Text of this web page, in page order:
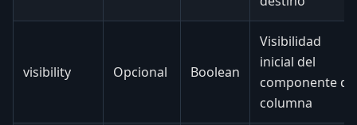
visibility Opcional Boolean
Visibilidad
inicial del
componente de
columna